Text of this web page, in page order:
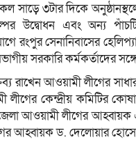
সাড়ে ৩টার দিকে
উদ্বোধন এবং অন্য
রংপুর সেনানিবাসের
সরকারি কর্মকর্তাদের
রাখেন আওয়ামী লীগের
লীগের কেন্দ্রীয় কমিটির
আওয়ামী লীগের
আহ্বায়ক ড. দেলোয়ার